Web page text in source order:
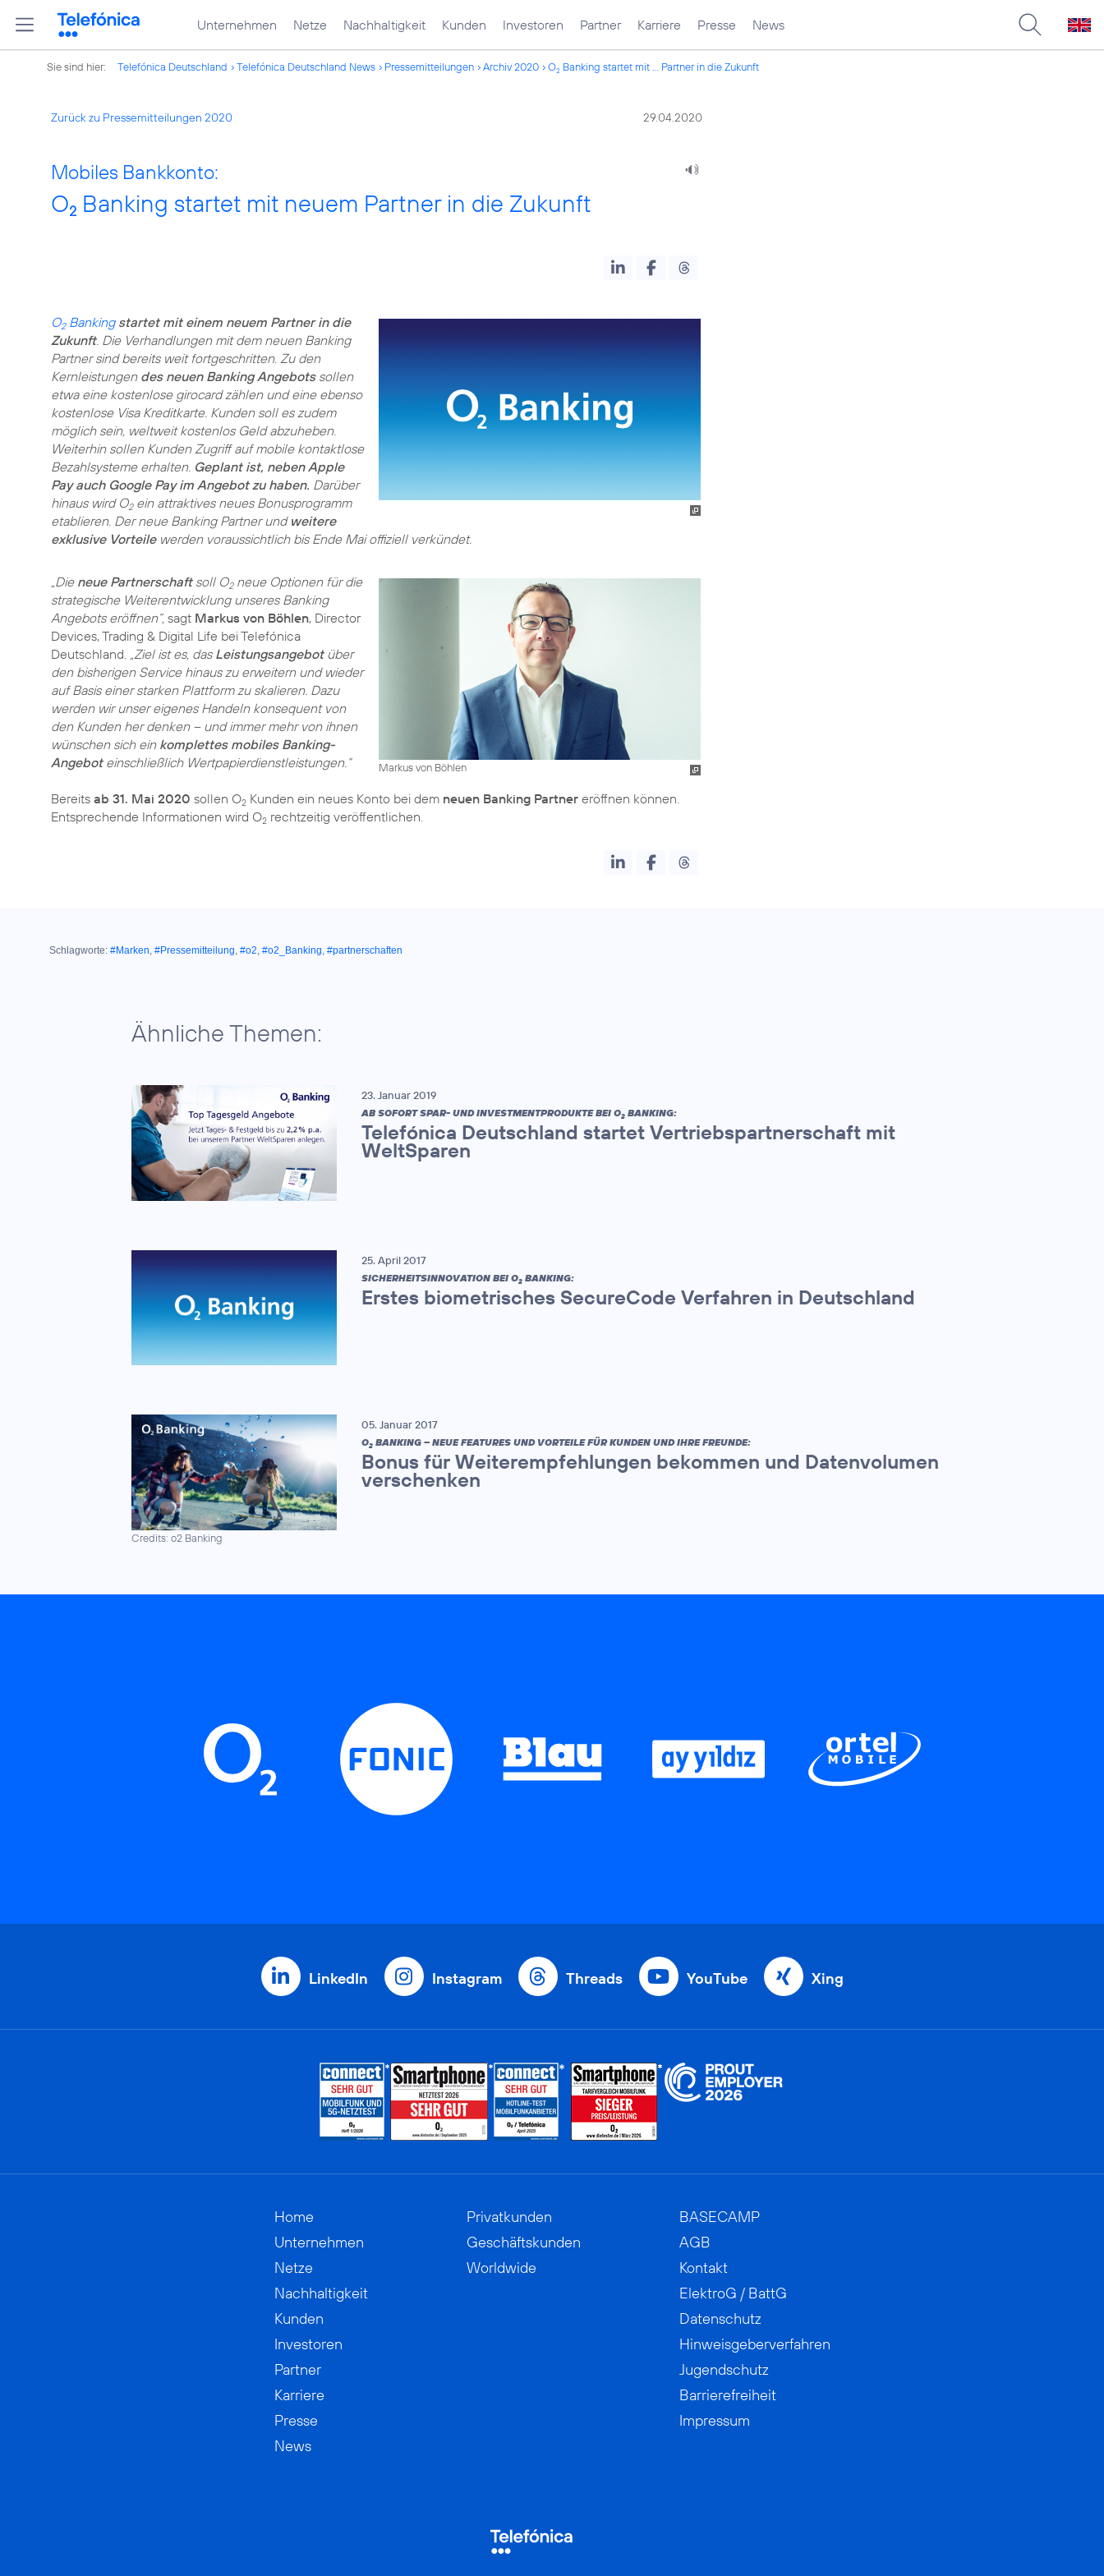
Unternehmen Netze Nachhaltigkeit Kunden Investoren Partner Karriere Presse News
Sie sind hier: Telefónica Deutschland Telefónica Deutschland News Pressemitteilungen Archiv 2020 O2 Banking startet mit ... Partner in die Zukunft
Zurück zu Pressemitteilungen 2020 29.04.2020
Mobiles Bankkonto:
O2 Banking startet mit neuem Partner in die Zukunft
O2Banking startet mit einem neuem Partner in die
Zukunft. Die Verhandlungen mit dem neuen Banking
Partner sind bereits weit fortgeschritten. Zu den
Kernleistungen des neuen Banking Angebotssollen
etwa eine kostenlose girocard zählen und eine ebenso
kostenlose Visa Kreditkarte. Kunden soll es zudem
möglich sein, weltweit kostenlos Geld abzuheben.
Weiterhin sollen Kunden Zugriff auf mobile kontaktlose
Bezahlsysteme erhalten. Geplant ist, neben Apple
Pay auch Google Pay im Angebot zu haben. Darüber
hinaus wird O2ein attraktives neues Bonusprogramm
etablieren. Der neue Banking Partner und weitere
exklusive Vorteilewerden voraussichtlich bis Ende Mai offiziell verkündet.
Markus von Böhlen
„Die neue Partnerschaftsoll O2neue Optionen für die
strategische Weiterentwicklung unseres Banking
Angebots eröffnen“, sagt Markus von Böhlen, Director
Devices, Trading & Digital Life bei Telefónica
Deutschland. „Ziel ist es, das Leistungsangebotüber
den bisherigen Service hinaus zu erweitern und wieder
auf Basis einer starken Plattform zu skalieren. Dazu
werden wir unser eigenes Handeln konsequent von
den Kunden her denken – und immer mehr von ihnen
wünschen sich ein komplettes mobiles Banking-
Angeboteinschließlich Wertpapierdienstleistungen.“
Bereits ab 31. Mai 2020 sollen O2 Kunden ein neues Konto bei dem neuen Banking Partner eröffnen können.
Entsprechende Informationen wird O2 rechtzeitig veröffentlichen.
Schlagworte: #Marken, #Pressemitteilung, #o2, #o2_Banking, #partnerschaften
Ähnliche Themen:
23. Januar 2019
AB SOFORT SPAR- UND INVESTMENTPRODUKTE BEI O2 BANKING:
Telefónica Deutschland startet Vertriebspartnerschaft mit
WeltSparen
25. April 2017
SICHERHEITSINNOVATION BEI O2 BANKING:
Erstes biometrisches SecureCode Verfahren in Deutschland
Credits: o2 Banking
05. Januar 2017
O2 BANKING – NEUE FEATURES UND VORTEILE FÜR KUNDEN UND IHRE FREUNDE:
Bonus für Weiterempfehlungen bekommen und Datenvolumen
verschenken
LinkedIn Instagram Threads YouTube Xing
Home
Unternehmen
Netze
Nachhaltigkeit
Kunden
Investoren
Partner
Karriere
Presse
News
Privatkunden
Geschäftskunden
Worldwide
BASECAMP
AGB
Kontakt
ElektroG / BattG
Datenschutz
Hinweisgeberverfahren
Jugendschutz
Barrierefreiheit
Impressum